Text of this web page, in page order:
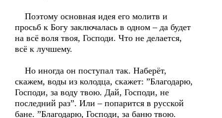
Поэтому основная идея его молитв и
просьб к Богу заключалась в одном – да будет
на всё воля твоя, Господи. Что не делается,
всё к лучшему.
Но иногда он поступал так. Наберёт,
скажем, воды из колодца, скажет: ”Благодарю,
Господи, за воду твою. Дай, Господи, не
последний раз”. Или – попарится в русской
бане. ”Благодарю, Господи, за баню твою.